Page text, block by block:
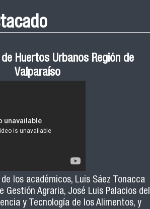
Huertos Urbanos Región de
Valparaíso
los académicos, Luis Sáez Tonacca
Gestión Agraria, José Luis Palacios del
y Tecnología de los Alimentos, y